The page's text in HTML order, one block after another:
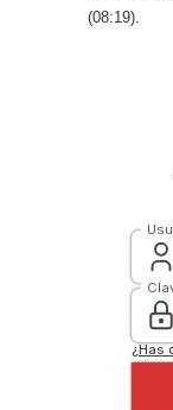
(08:19).